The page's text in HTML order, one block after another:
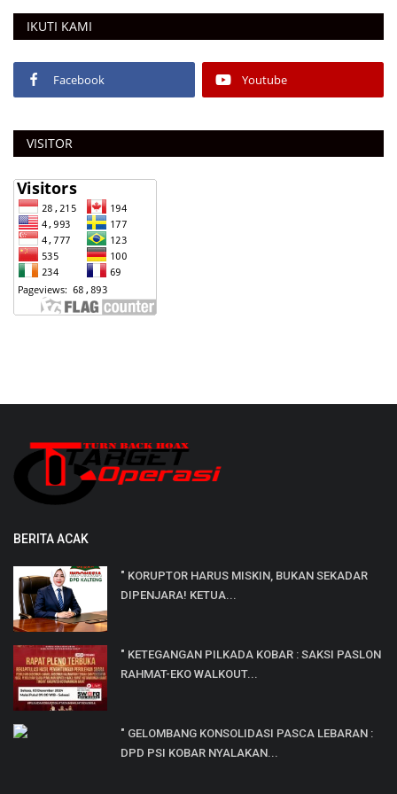
IKUTI KAMI
Facebook Youtube
VISITOR
BERITA ACAK
" KORUPTOR HARUS MISKIN, BUKAN SEKADAR
DIPENJARA! KETUA...
" KETEGANGAN PILKADA KOBAR : SAKSI PASLON
RAHMAT-EKO WALKOUT...
" GELOMBANG KONSOLIDASI PASCA LEBARAN :
DPD PSI KOBAR NYALAKAN...